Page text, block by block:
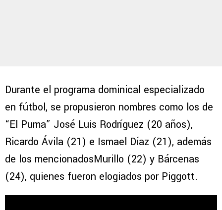
Durante el programa dominical especializado
en fútbol, se propusieron nombres como los de
“El Puma” José Luis Rodríguez (20 años),
Ricardo Ávila (21) e Ismael Díaz (21), además
de los mencionadosMurillo (22) y Bárcenas
(24), quienes fueron elogiados por Piggott.